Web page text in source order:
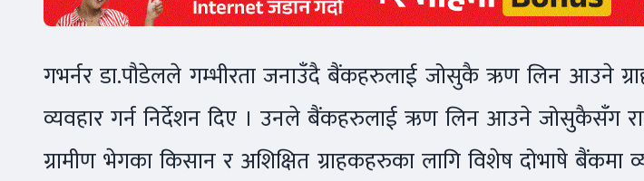
गभर्नर डा.पौडेलले गम्भीरता जनाउँदै बैंकहरुलाई जोसुकै ऋण लिन आउने
व्यवहार गर्न निर्देशन दिए । उनले बैंकहरुलाई ऋण लिन आउने जोसुकैसँग
ग्रामीण भेगका किसान र अशिक्षित ग्राहकहरुका लागि विशेष दोभाषे बैंकमा